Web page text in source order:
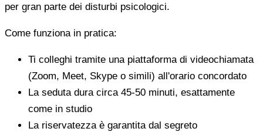
per gran parte dei disturbi psicologici.
Come funziona in pratica:
Ti colleghi tramite una piattaforma di videochiamata
(Zoom, Meet, Skype o simili) all'orario concordato
La seduta dura circa 45-50 minuti, esattamente
come in studio
La riservatezza è garantita dal segreto